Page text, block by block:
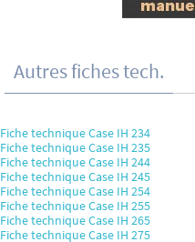
Autres fiches tech.
Fiche technique Case IH 234
Fiche technique Case IH 235
Fiche technique Case IH 244
Fiche technique Case IH 245
Fiche technique Case IH 254
Fiche technique Case IH 255
Fiche technique Case IH 265
Fiche technique Case IH 275